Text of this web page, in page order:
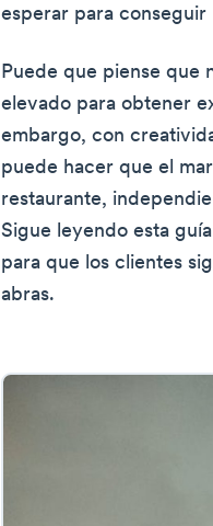
esperar para conseguir
Puede que piense que
elevado para obtener
embargo, con
puede hacer que el
restaurante,
Sigue leyendo esta
para que los clientes
abras.